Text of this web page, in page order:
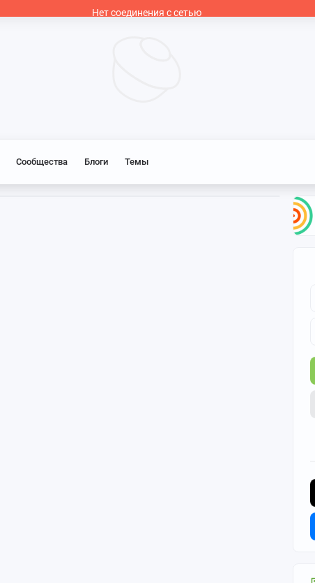
Сообщества Блоги Темы
Нет соединения с сетью